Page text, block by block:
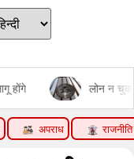
लोन न चुकाने पर मोबाइल-
अपराध राजनीति